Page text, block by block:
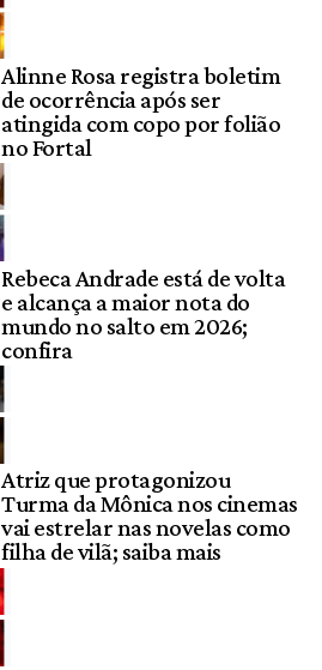
Alinne Rosa registra boletim
de ocorrência após ser
atingida com copo por folião
no Fortal
Rebeca Andrade está de volta
e alcança a maior nota do
mundo no salto em 2026;
confira
Atriz que protagonizou
Turma da Mônica nos cinemas
vai estrelar nas novelas como
filha de vilã; saiba mais